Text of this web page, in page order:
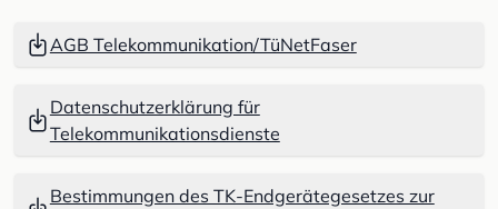
AGB Telekommunikation/TüNetFaser
Datenschutzerklärung für
Telekommunikationsdienste
Bestimmungen des TK-Endgerätegesetzes zur